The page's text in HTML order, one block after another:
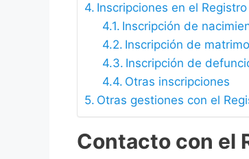
Inscripciones en el
Inscripción de
Inscripción de
Inscripción de
Otras inscripciones
Otras gestiones con el
Contacto con el